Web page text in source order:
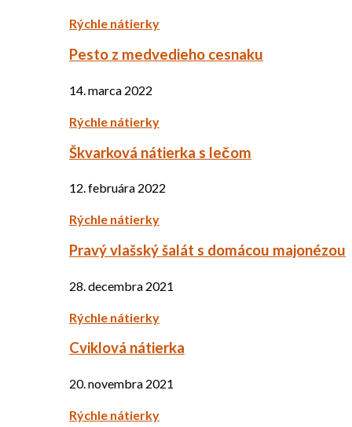
Rýchle nátierky
Pesto z medvedieho cesnaku
14. marca 2022
Rýchle nátierky
Škvarková nátierka s lečom
12. februára 2022
Rýchle nátierky
Pravý vlašský šalát s domácou majonézou
28. decembra 2021
Rýchle nátierky
Cviklová nátierka
20. novembra 2021
Rýchle nátierky